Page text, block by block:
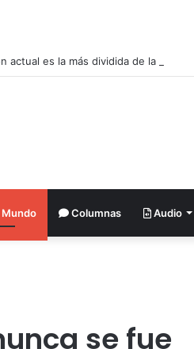
actual es la más dividida de la
Mundo Columnas Audio
se fue